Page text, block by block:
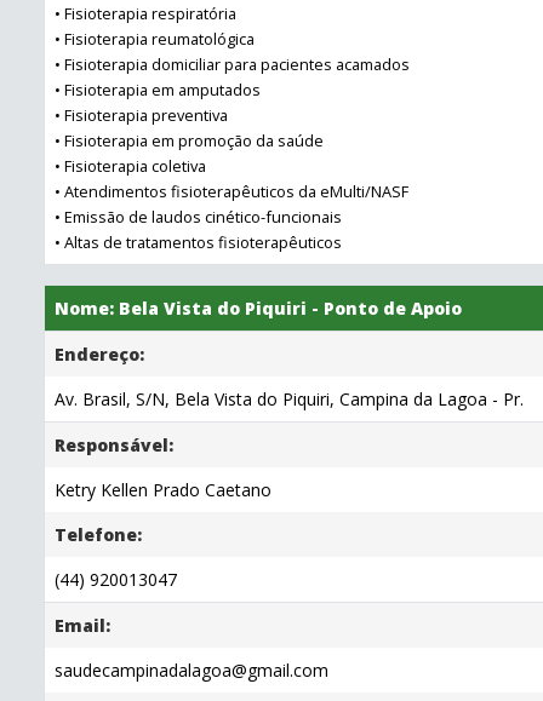
• Fisioterapia respiratória
• Fisioterapia reumatológica
• Fisioterapia domiciliar para pacientes acamados
• Fisioterapia em amputados
• Fisioterapia preventiva
• Fisioterapia em promoção da saúde
• Fisioterapia coletiva
• Atendimentos fisioterapêuticos da eMulti/NASF
• Emissão de laudos cinético-funcionais
• Altas de tratamentos fisioterapêuticos
Nome: Bela Vista do Piquiri - Ponto de Apoio
Endereço:
Av. Brasil, S/N, Bela Vista do Piquiri, Campina da Lagoa - Pr.
Responsável:
Ketry Kellen Prado Caetano
Telefone:
(44) 920013047
Email:
saudecampinadalagoa@gmail.com